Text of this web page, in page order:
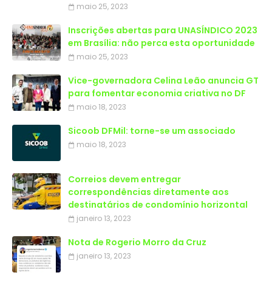
maio 25, 2023
Inscrições abertas para UNASÍNDICO 2023
em Brasília: não perca esta oportunidade
maio 25, 2023
Vice-governadora Celina Leão anuncia GT
para fomentar economia criativa no DF
maio 18, 2023
Sicoob DFMil: torne-se um associado
maio 18, 2023
Correios devem entregar
correspondências diretamente aos
destinatários de condomínio horizontal
janeiro 13, 2023
Nota de Rogerio Morro da Cruz
janeiro 13, 2023